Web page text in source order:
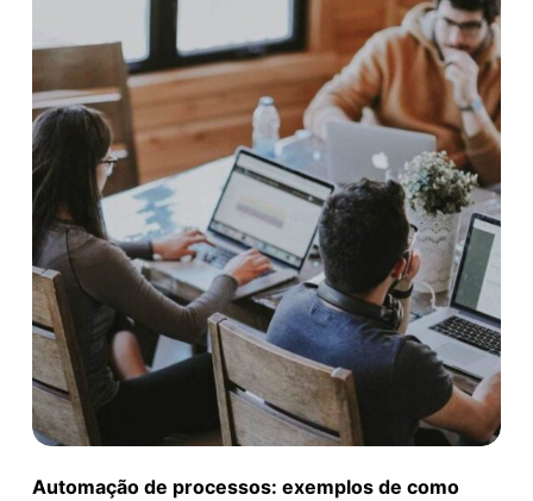
Automação de processos: exemplos de como